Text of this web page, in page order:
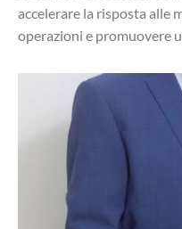
accelerare la risposta alle
operazioni e promuovere